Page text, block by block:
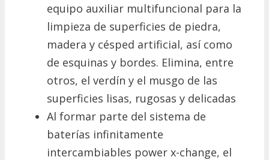
equipo auxiliar multifuncional para la
limpieza de superficies de piedra,
madera y césped artificial, así como
de esquinas y bordes. Elimina, entre
otros, el verdín y el musgo de las
superficies lisas, rugosas y delicadas
Al formar parte del sistema de
baterías infinitamente
intercambiables power x-change, el